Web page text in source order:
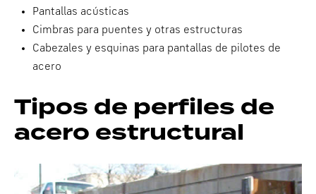
Pantallas acústicas
Cimbras para puentes y otras estructuras
Cabezales y esquinas para pantallas de pilotes de
acero
Tipos de perfiles de
acero estructural